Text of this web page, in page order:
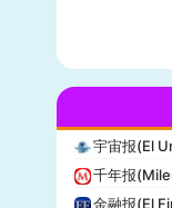
布赖特巴
美联社(AP)
洛杉矶时报
Insider
宇宙报(El
千年报
金融报(El